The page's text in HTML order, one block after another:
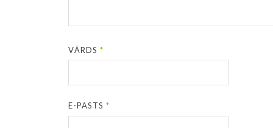
VĀRDS*
E-PASTS*